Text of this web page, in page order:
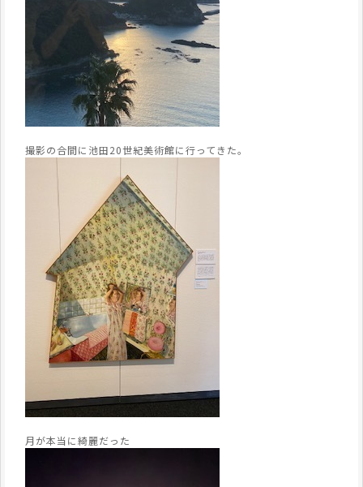
撮影の合間に池田20世紀美術館に行ってきた。
月が本当に綺麗だった